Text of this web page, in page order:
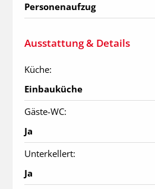
Personenaufzug
Ausstattung & Details
Küche:
Einbauküche
Gäste-WC:
Ja
Unterkellert:
Ja